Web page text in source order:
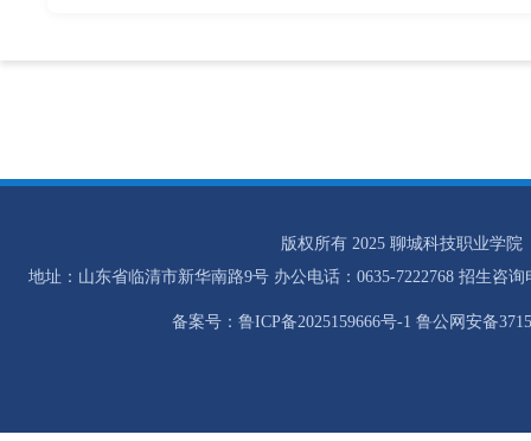
版权所有 2025 聊城科技职业学院
地址：山东省临清市新华南路9号 办公电话：0635-7222768 招生咨询
备案号：鲁ICP备2025159666号-1 鲁公网安备